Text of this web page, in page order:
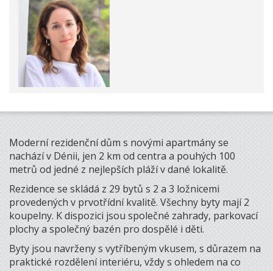
Moderní rezidenční dům s novými apartmány se
nachází v Dénii, jen 2 km od centra a pouhých 100
metrů od jedné z nejlepších pláží v dané lokalitě.
Rezidence se skládá z 29 bytů s 2 a 3 ložnicemi
provedených v prvotřídní kvalitě. Všechny byty mají 2
koupelny. K dispozici jsou společné zahrady, parkovací
plochy a společný bazén pro dospělé i děti.
Byty jsou navrženy s vytříbeným vkusem, s důrazem na
praktické rozdělení interiéru, vždy s ohledem na co